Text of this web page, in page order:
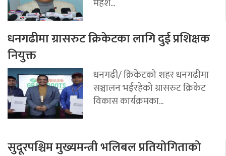
धनगढीमा ग्रासरुट क्रिकेटका लागि दुई प्रशिक्षक
नियुक्त
धनगढी/ क्रिकेटको शहर धनगढीमा
सञ्चालन भईरहेको ग्रासरुट क्रिकेट
विकास कार्यक्रमका...
सुदूरपश्चिम मुख्यमन्त्री भलिबल प्रतियोगिताको